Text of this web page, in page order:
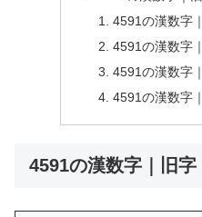
4591の漢数字
4591の漢数字
4591の漢数字
4591の漢数字
4591の漢数字｜旧字